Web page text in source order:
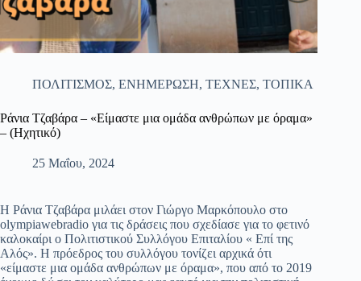
ΠΟΛΙΤΙΣΜΟΣ, ΕΝΗΜΕΡΩΣΗ, ΤΕΧΝΕΣ, ΤΟΠΙΚΑ
Ράνια Τζαβάρα – «Είμαστε μια ομάδα ανθρώπων με όραμα»
– (Ηχητικό)
25 Μαΐου, 2024
Η Ράνια Τζαβάρα μιλάει στον Γιώργο Μαρκόπουλο στο
olympiawebradio για τις δράσεις που σχεδίασε για το φετινό
καλοκαίρι ο Πολιτιστικού Συλλόγου Επιταλίου « Επί της
Αλός». Η πρόεδρος του συλλόγου τονίζει αρχικά ότι
«είμαστε μια ομάδα ανθρώπων με όραμα», που από το 2019